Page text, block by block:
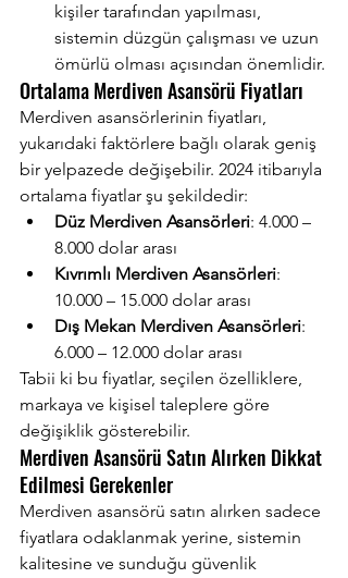
kişiler tarafından yapılması,
sistemin düzgün çalışması ve uzun
ömürlü olması açısından önemlidir.
Ortalama Merdiven Asansörü Fiyatları
Merdiven asansörlerinin fiyatları,
yukarıdaki faktörlere bağlı olarak geniş
bir yelpazede değişebilir. 2024 itibarıyla
ortalama fiyatlar şu şekildedir:
Düz Merdiven Asansörleri: 4.000 –
8.000 dolar arası
Kıvrımlı Merdiven Asansörleri:
10.000 – 15.000 dolar arası
Dış Mekan Merdiven Asansörleri:
6.000 – 12.000 dolar arası
Tabii ki bu fiyatlar, seçilen özelliklere,
markaya ve kişisel taleplere göre
değişiklik gösterebilir.
Merdiven Asansörü Satın Alırken Dikkat
Edilmesi Gerekenler
Merdiven asansörü satın alırken sadece
fiyatlara odaklanmak yerine, sistemin
kalitesine ve sunduğu güvenlik